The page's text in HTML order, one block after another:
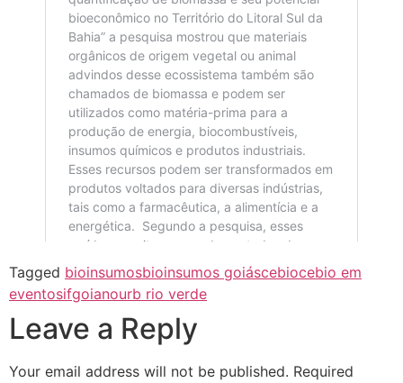
Tagged bioinsumosbioinsumos goiáscebiocebio em
eventosifgoianourb rio verde
Leave a Reply
Your email address will not be published. Required